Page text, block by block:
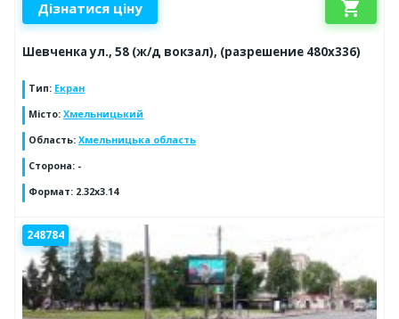
Дізнатися ціну shopping_cart
Шевченка ул., 58 (ж/д вокзал), (разрешение 480х336)
Тип: Екран
Місто: Хмельницький
Область: Хмельницька область
Сторона: -
Формат: 2.32x3.14
248784